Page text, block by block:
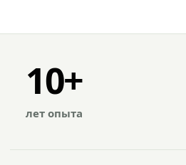
10+
лет опыта